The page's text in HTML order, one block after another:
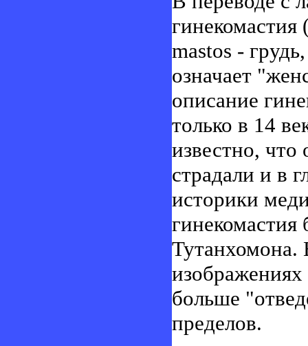
mastos -
означает
описание
только в 14
известно, что
страдали и в
историки
Тутанхомона.
изображениях
больше
пределов.